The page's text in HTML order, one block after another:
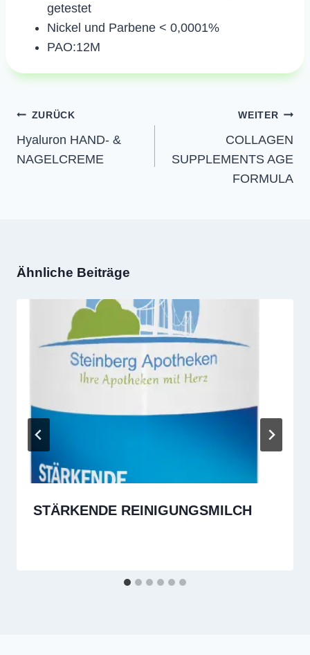
getestet
Nickel und Parbene < 0,0001%
PAO:12M
Beitragsnavigation
ZURÜCK
Hyaluron HAND- &
NAGELCREME
WEITER
COLLAGEN
SUPPLEMENTS AGE
FORMULA
Ähnliche Beiträge
STÄRKENDE REINIGUNGSMILCH